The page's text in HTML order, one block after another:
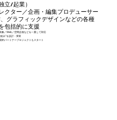
/起業）
クター／企画・編集プロデューサー
グラフィックデザインなどの各種
包括的に支援
像／Web／空間企画などを一貫して対応
み”を設計・実装
約パートナープロジェクトもスタート